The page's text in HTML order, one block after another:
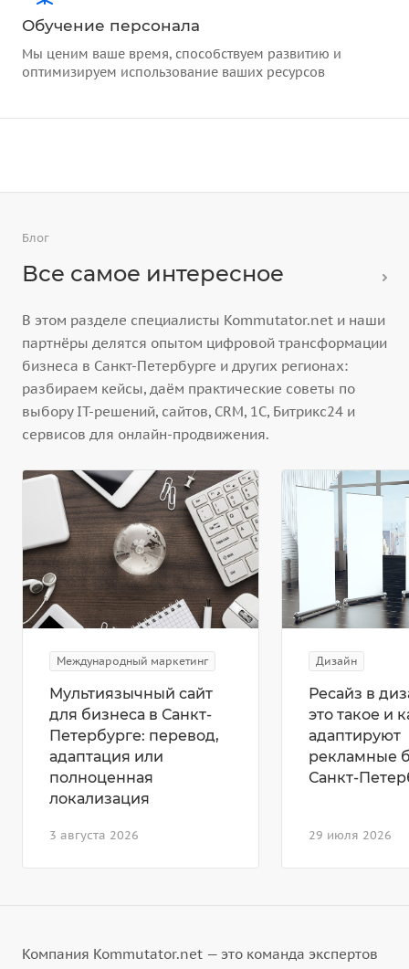
Обучение персонала
Мы ценим ваше время, способствуем развитию и
оптимизируем использование ваших ресурсов
Блог
Все самое интересное
В этом разделе специалисты Kommutator.net и наши
партнёры делятся опытом цифровой трансформации
бизнеса в Санкт-Петербурге и других регионах:
разбираем кейсы, даём практические советы по
выбору IT-решений, сайтов, CRM, 1С, Битрикс24 и
сервисов для онлайн-продвижения.
Международный маркетинг
3 августа 2026
Мультиязычный сайт
для бизнеса в Санкт-
Петербурге: перевод,
адаптация или
полноценная
локализация
Дизайн
29 июля 2026
Ресайз в
это такое и
адаптируют
рекламные
Санкт-
Компания Kommutator.net — это команда экспертов